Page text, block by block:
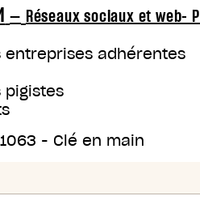
— Réseaux sociaux et web-
entreprises adhérentes
pigistes
- Clé en main